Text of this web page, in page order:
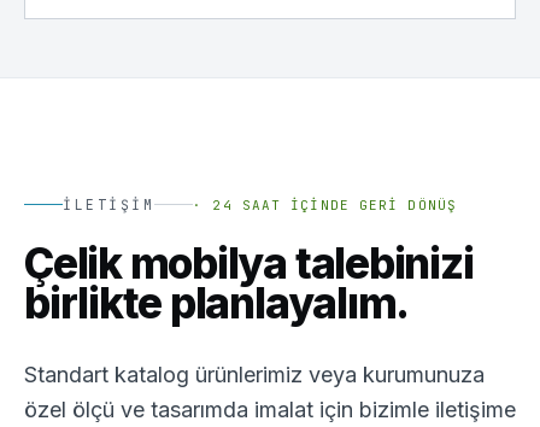
İLETIŞIM · 24 SAAT İÇINDE GERI DÖNÜŞ
Çelik mobilya talebinizi
birlikte planlayalım.
Standart katalog ürünlerimiz veya kurumunuza
özel ölçü ve tasarımda imalat için bizimle iletişime